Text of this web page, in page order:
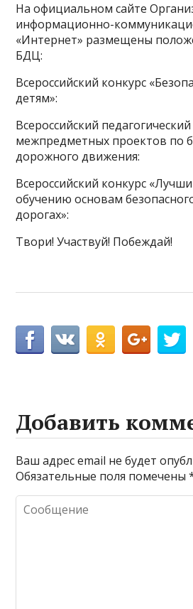
На официальном сайте
информационно-
«Интернет» размещены
БДЦ:
Всероссийский конкурс
детям»:
Всероссийский
межпредметных проектов по
дорожного движения:
Всероссийский конкурс
обучению основам
дорогах»:
Твори! Участвуй! Побеждай!
Добавить
Ваш адрес email не будет
Обязательные поля помечены